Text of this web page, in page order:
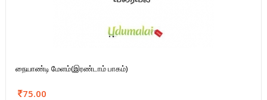
நையாண்டி மேளம்(இரண்டாம் பாகம்)
75.00